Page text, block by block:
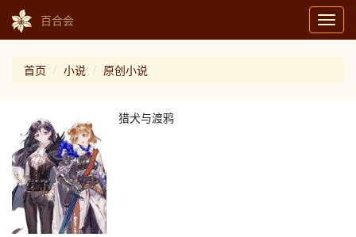
百合会
首页 小说 原创小说
猎犬与渡鸦